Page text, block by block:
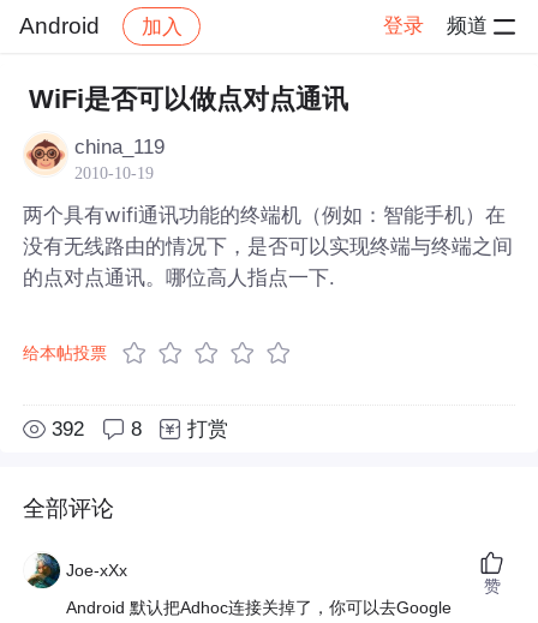
Android 加入 登录 频道
社区 Android 帖子详情
WiFi是否可以做点对点通讯
china_119
2010-10-19
两个具有wifi通讯功能的终端机（例如：智能手机）在
没有无线路由的情况下，是否可以实现终端与终端之间
的点对点通讯。哪位高人指点一下.
给本帖投票
392 8 打赏
全部评论
Joe-xXx
Android 默认把Adhoc连接关掉了，你可以去Google
赞